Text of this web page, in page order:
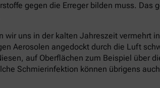
gegen die Erreger bilden muss. Das
wir uns in der kalten Jahreszeit vermehrt in
Aerosolen angedockt durch die Luft
auf Oberflächen zum Beispiel über
Schmierinfektion können übrigens